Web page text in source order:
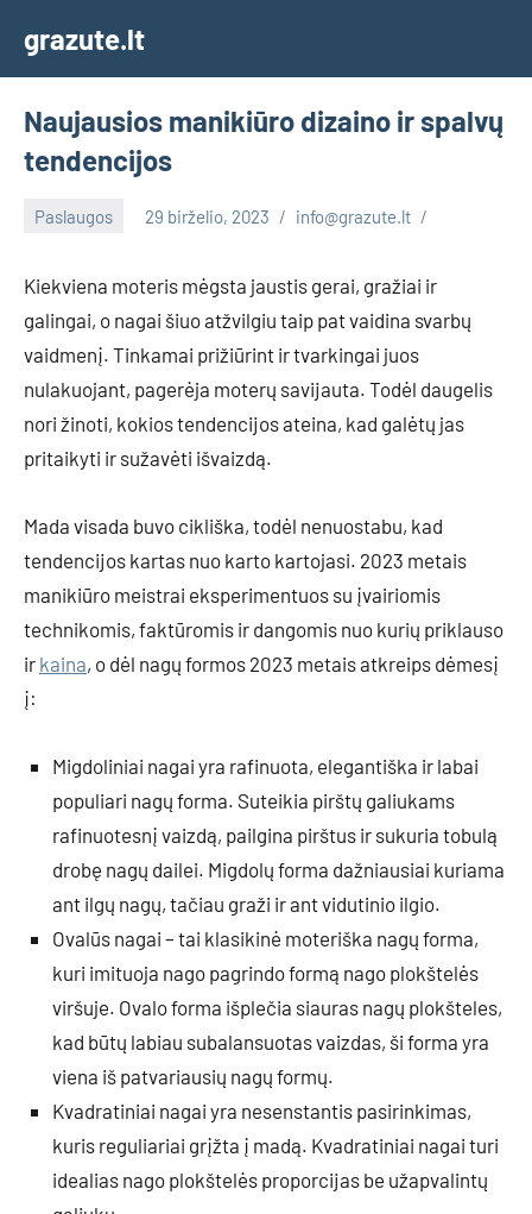
content
grazute.lt
Naujausios manikiūro dizaino ir spalvų
tendencijos
Paslaugos 29 birželio, 2023 info@grazute.lt
Kiekviena moteris mėgsta jaustis gerai, gražiai ir
galingai, o nagai šiuo atžvilgiu taip pat vaidina svarbų
vaidmenį. Tinkamai prižiūrint ir tvarkingai juos
nulakuojant, pagerėja moterų savijauta. Todėl daugelis
nori žinoti, kokios tendencijos ateina, kad galėtų jas
pritaikyti ir sužavėti išvaizdą.
Mada visada buvo cikliška, todėl nenuostabu, kad
tendencijos kartas nuo karto kartojasi. 2023 metais
manikiūro meistrai eksperimentuos su įvairiomis
technikomis, faktūromis ir dangomis nuo kurių priklauso
ir kaina, o dėl nagų formos 2023 metais atkreips dėmesį
į:
Migdoliniai nagai yra rafinuota, elegantiška ir labai
populiari nagų forma. Suteikia pirštų galiukams
rafinuotesnį vaizdą, pailgina pirštus ir sukuria tobulą
drobę nagų dailei. Migdolų forma dažniausiai kuriama
ant ilgų nagų, tačiau graži ir ant vidutinio ilgio.
Ovalūs nagai – tai klasikinė moteriška nagų forma,
kuri imituoja nago pagrindo formą nago plokštelės
viršuje. Ovalo forma išplečia siauras nagų plokšteles,
kad būtų labiau subalansuotas vaizdas, ši forma yra
viena iš patvariausių nagų formų.
Kvadratiniai nagai yra nesenstantis pasirinkimas,
kuris reguliariai grįžta į madą. Kvadratiniai nagai turi
idealias nago plokštelės proporcijas be užapvalintų